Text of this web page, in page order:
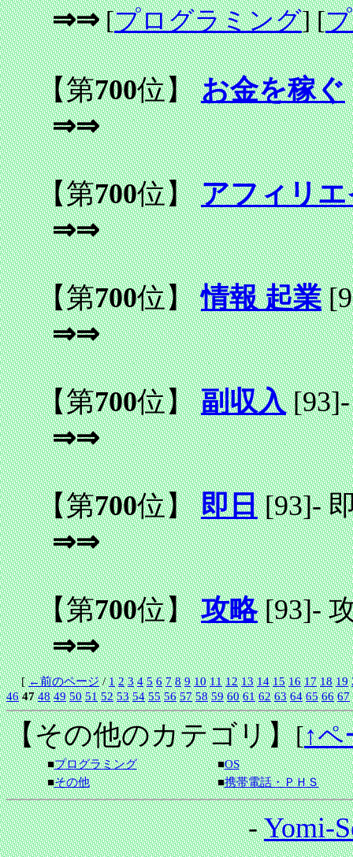
⇒⇒[プログラミング] [
【第700位】お金を稼ぐ
⇒⇒
【第700位】アフィリ
⇒⇒
【第700位】情報 起業
⇒⇒
【第700位】副収入[93]-
⇒⇒
【第700位】即日[93]-
⇒⇒
【第700位】攻略[93]-
⇒⇒
[←前のページ/1 2 3 4 5 6 7 8 9 10 11 12 13 14 15 16 17 18 19
46 47 48 49 50 51 52 53 54 55 56 57 58 59 60 61 62 63 64 65 66 67
【その他のカテゴリ】[↑ペ
■プログラミング ■OS
■その他 ■携帯電話・ＰＨＳ
-Yomi-